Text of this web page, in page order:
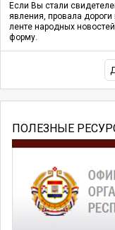
Если Вы стали
явления, провала
ленте народных
форму.
ПОЛЕЗНЫЕ